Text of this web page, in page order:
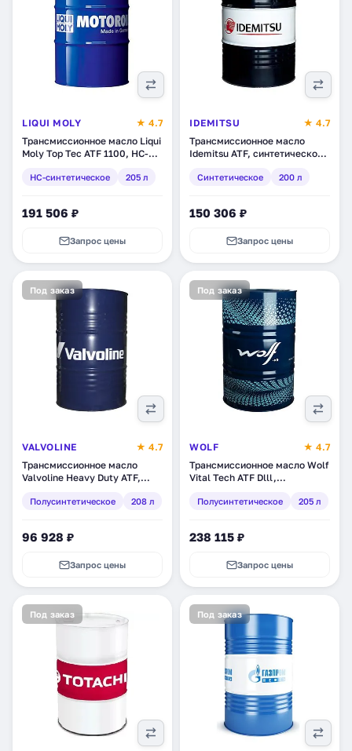
LIQUI MOLY
★ 4.7
Трансмиссионное масло Liqui
Moly Top Tec ATF 1100, НС-
HC-синтетическое 205 л
191 506 ₽
Запрос цены
IDEMITSU
★ 4.7
Трансмиссионное масло
Idemitsu ATF, синтетическое,
Синтетическое 200 л
150 306 ₽
Запрос цены
Под заказ
VALVOLINE
★ 4.7
Трансмиссионное масло
Valvoline Heavy Duty ATF,
(866939)
Полусинтетическое 208 л
96 928 ₽
Запрос цены
Под заказ
WOLF
★ 4.7
Трансмиссионное масло Wolf
Vital Tech ATF Dlll,
(8303166)
Полусинтетическое 205 л
238 115 ₽
Запрос цены
Под заказ Под заказ